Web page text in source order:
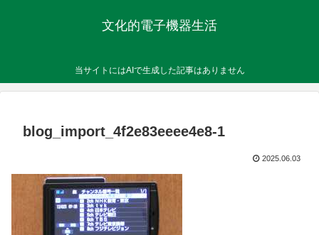
文化的電子機器生活
当サイトにはAIで生成した記事はありません
blog_import_4f2e83eeee4e8-1
2025.06.03